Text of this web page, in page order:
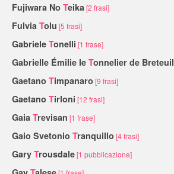
Fujiwara No Teika [2 frasi]
Fulvia Tolu [5 frasi]
Gabriele Tonelli [1 frase]
Gabrielle Émilie le Tonnelier de Breteuil
Gaetano Timpanaro [9 frasi]
Gaetano Tirloni [12 frasi]
Gaia Trevisan [1 frase]
Gaio Svetonio Tranquillo [4 frasi]
Gary Trousdale[1 pubblicazione]